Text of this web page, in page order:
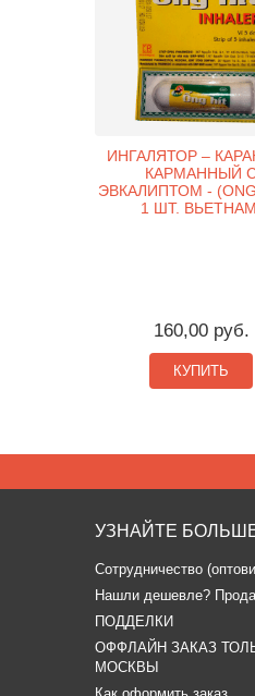
ИНГАЛЯТОР –
КАРМАННЫЙ
ЭВКАЛИПТОМ -
1 ШТ. ВЬЕТНАМ.
160,00 руб.
КУПИТЬ
УЗНАЙТЕ
Сотрудничество
​Нашли дешевле?
ПОДДЕЛКИ
ОФФЛАЙН ЗАКАЗ
МОСКВЫ